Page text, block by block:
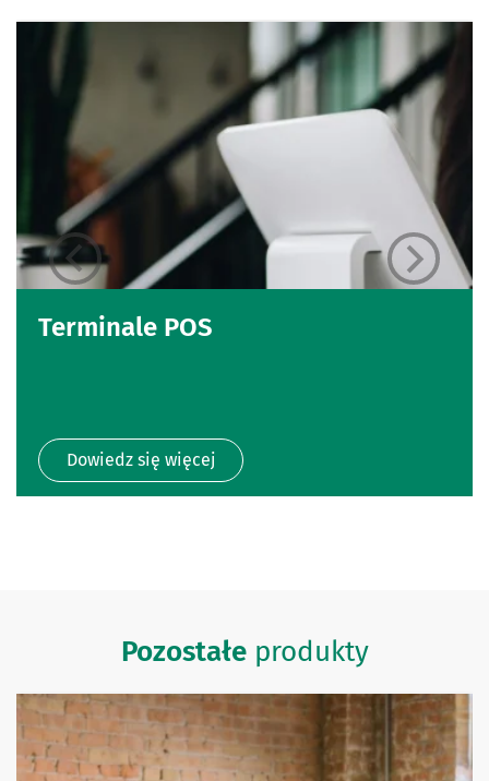
Terminale POS
Dowiedz się więcej
Pozostałeprodukty